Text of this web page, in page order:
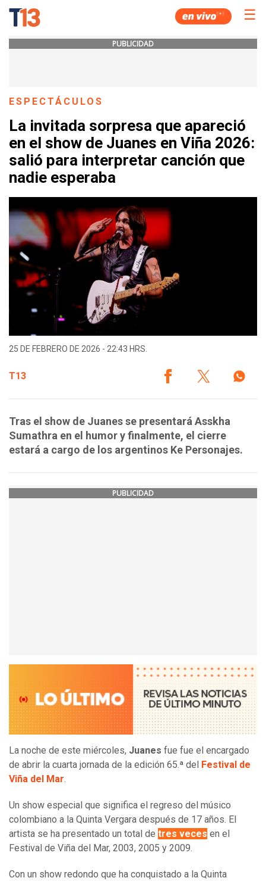
☰
PUBLICIDAD
ESPECTÁCULOS
La invitada sorpresa que apareció
en el show de Juanes en Viña 2026:
salió para interpretar canción que
nadie esperaba
25 DE FEBRERO DE 2026 - 22:43 HRS.
T13
Tras el show de Juanes se presentará Asskha
Sumathra en el humor y finalmente, el cierre
estará a cargo de los argentinos Ke Personajes.
PUBLICIDAD
La noche de este miércoles, Juanes fue fue el encargado
de abrir la cuarta jornada de la edición 65.ª del
Festival de
Viña del Mar.
Un show especial que significa el regreso del músico
colombiano a la Quinta Vergara después de 17 años. El
artista se ha presentado un total de tres veces en el
Festival de Viña del Mar, 2003, 2005 y 2009.
Con un show redondo que ha conquistado a la Quinta